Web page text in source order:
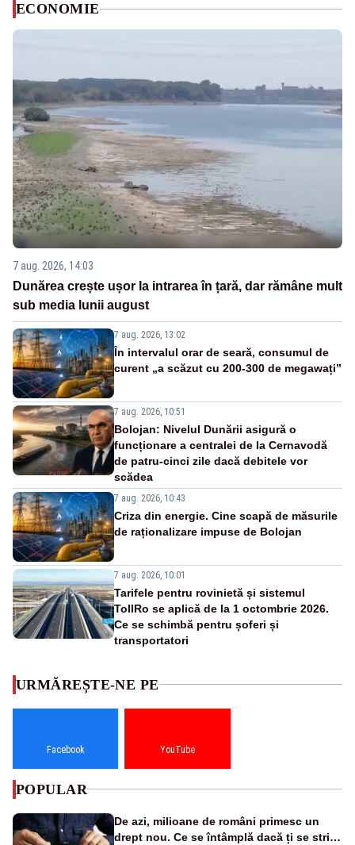
ECONOMIE
7 aug. 2026, 14:03
Dunărea crește ușor la intrarea în țară, dar rămâne mult
sub media lunii august
7 aug. 2026, 13:02
În intervalul orar de seară, consumul de
curent „a scăzut cu 200-300 de megawați”
7 aug. 2026, 10:51
Bolojan: Nivelul Dunării asigură o
funcționare a centralei de la Cernavodă
de patru-cinci zile dacă debitele vor
scădea
7 aug. 2026, 10:43
Criza din energie. Cine scapă de măsurile
de raționalizare impuse de Bolojan
7 aug. 2026, 10:01
Tarifele pentru rovinietă și sistemul
TollRo se aplică de la 1 octombrie 2026.
Ce se schimbă pentru șoferi și
transportatori
URMĂREȘTE-NE PE
Facebook YouTube
POPULAR
De azi, milioane de români primesc un
drept nou. Ce se întâmplă dacă ți se strică